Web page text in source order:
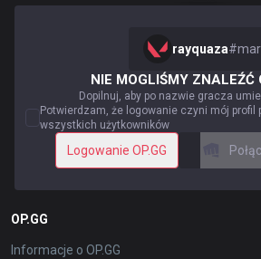
rayquaza#
NIE MOGLIŚMY ZNALEŹĆ
Dopilnuj, aby po nazwie gracza
Potwierdzam, że logowanie czyni mój profil
wszystkich użytkowników
Logowanie OP.GG
OP.GG
Informacje o OP.GG